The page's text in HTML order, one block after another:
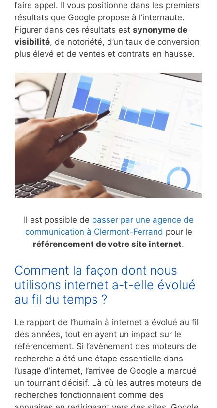
faire appel. Il vous positionne dans les premiers
résultats que Google propose à l’internaute.
Figurer dans ces résultats est synonyme de
visibilité, de notoriété, d’un taux de conversion
plus élevé et de ventes et contrats en hausse.
Il est possible de passer par une agence de
communication à Clermont-Ferrand pour le
référencement de votre site internet.
Comment la façon dont nous
utilisons internet a-t-elle évolué
au fil du temps ?
Le rapport de l’humain à internet a évolué au fil
des années, tout en ayant un impact sur le
référencement. Si l’avènement des moteurs de
recherche a été une étape essentielle dans
l’usage d’internet, l’arrivée de Google a marqué
un tournant décisif. Là où les autres moteurs de
recherches fonctionnaient comme des